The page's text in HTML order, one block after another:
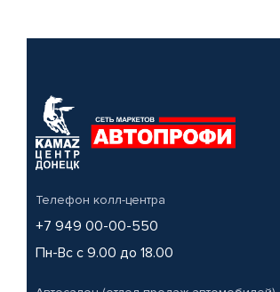
Телефон колл-центра
+7 949 00-00-550
Пн-Вс с 9.00 до 18.00